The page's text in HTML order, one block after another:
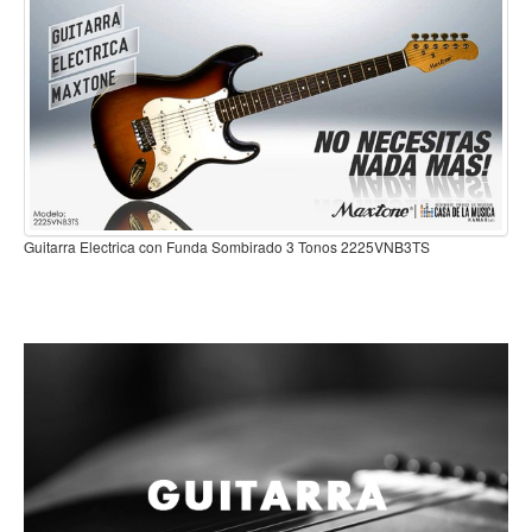
Herrajes y soportes
Cueros
Accesorios
Marcha
Redoblantes
Tambores
Platillos
Liras
Guiros
Guitarra Electrica con Funda Sombirado 3 Tonos 2225VNB3TS